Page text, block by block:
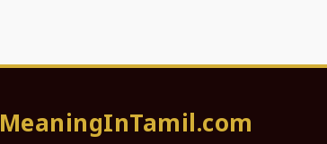
MeaningInTamil.com